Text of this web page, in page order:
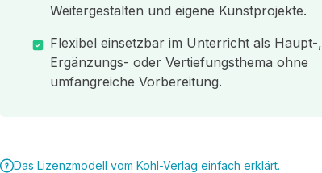
Weitergestalten und eigene Kunstprojekte.
Flexibel einsetzbar im Unterricht als Haupt-,
Ergänzungs- oder Vertiefungsthema ohne
umfangreiche Vorbereitung.
Das Lizenzmodell vom Kohl-Verlag einfach erklärt.